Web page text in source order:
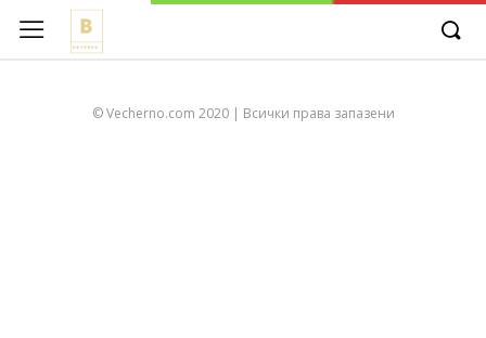
© Vecherno.com 2020 | Всички права запазени